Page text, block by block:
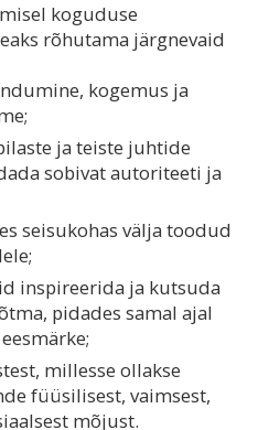
koguduse
rõhutama järgnevaid
kogemus ja
ja teiste juhtide
sobivat autoriteeti ja
seisukohas välja toodud
inspireerida ja kutsuda
pidades samal ajal
millesse ollakse
füüsilisest, vaimsest,
mõjust.